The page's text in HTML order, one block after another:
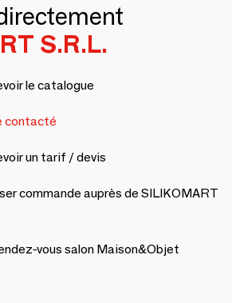
S.R.L.
le catalogue
contacté
un tarif / devis
commande auprès de SILIKOMART
vous salon Maison&Objet